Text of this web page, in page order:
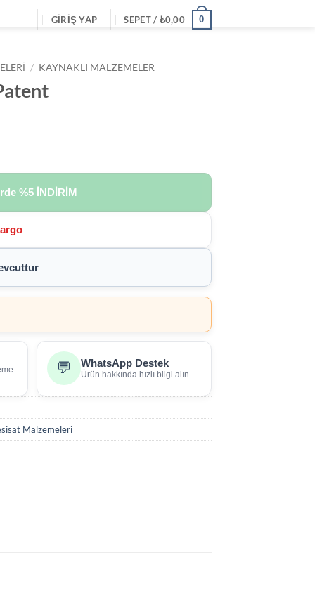
GIRIŞ YAP SEPET / ₺0,00 0
/ KAYNAKLI MALZEMELER
%5 İNDİRİM
💬 WhatsApp Destek
Ürün hakkında hızlı bilgi alın.
Malzemeleri